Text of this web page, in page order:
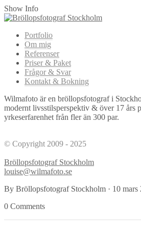
Show Info
Portfolio
Om mig
Referenser
Priser & Paket
Frågor & Svar
Kontakt & Bokning
Wilmafoto är en bröllopsfotograf i
modernt livsstilsperspektiv & över 17 års
yrkeserfarenhet från fler än 300 par.
© Copyright 2009 - 2025
Bröllopsfotograf Stockholm
louise@wilmafoto.se
By Bröllopsfotograf Stockholm · 10 mars
0 Comments